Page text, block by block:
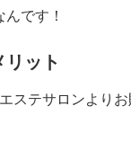
です！
ット
エステサロンより